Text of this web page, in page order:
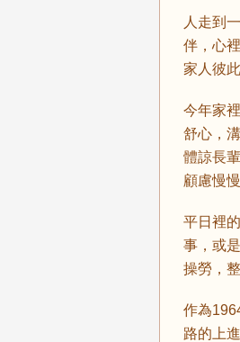
人走到
伴，心
家人彼
今年家
舒心，
體諒長
顧慮慢
平日裡
事，或
操勞，
作為
路的上